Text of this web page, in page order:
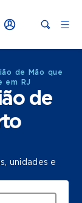
de Mão que
em RJ
de
unidades e